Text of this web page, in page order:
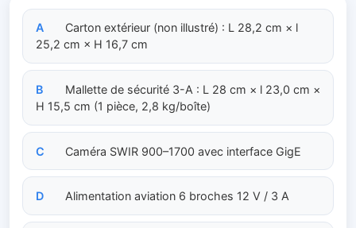
A
Carton extérieur (non illustré) : L 28,2 cm × l
25,2 cm × H 16,7 cm
B
Mallette de sécurité 3-A : L 28 cm × l 23,0 cm ×
H 15,5 cm (1 pièce, 2,8 kg/boîte)
C Caméra SWIR 900–1700 avec interface GigE
D Alimentation aviation 6 broches 12 V / 3 A